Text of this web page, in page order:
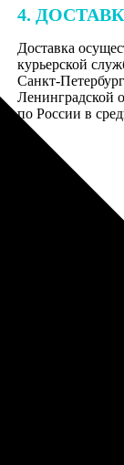
4.
Доставка
курьерской
Санкт-
Ленинградской
по России в
Картинка не